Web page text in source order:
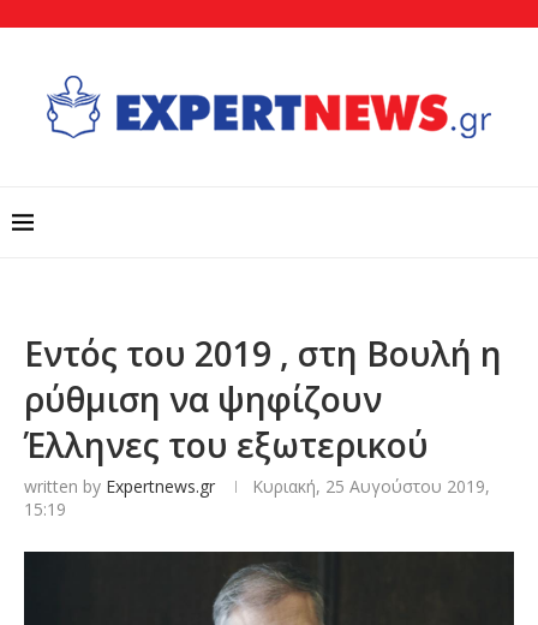
Εντός του 2019 , στη Βουλή η
ρύθμιση να ψηφίζουν
Έλληνες του εξωτερικού
written by Expertnews.gr
Κυριακή, 25 Αυγούστου 2019,
15:19